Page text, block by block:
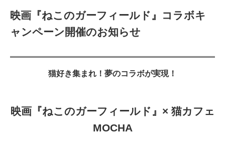
映画『ねこのガーフィールド』コラボキ
ャンペーン開催のお知らせ
猫好き集まれ！夢のコラボが実現！
映画『ねこのガーフィールド』× 猫カフェ
MOCHA